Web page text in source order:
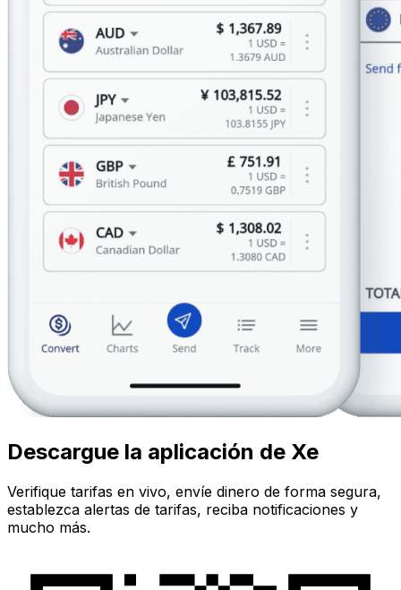
Descargue la aplicación de Xe
Verifique tarifas en vivo, envíe dinero de forma segura,
establezca alertas de tarifas, reciba notificaciones y
mucho más.